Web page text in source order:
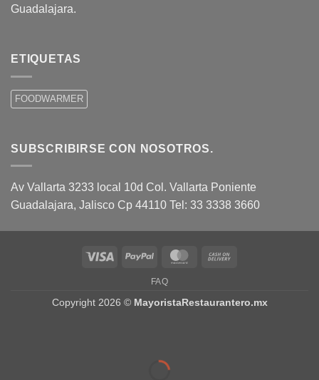
Guadalajara.
ETIQUETAS
FOODWARMER
SUBSCRIBIRSE CON NOSOTROS.
Av Vallarta 3233 local 10d Col. Vallarta Poniente
Guadalajara, Jalisco Cp 44110 Tel: 33 3338 3660
Visa PayPal MasterCard
FAQ
Copyright 2026 © MayoristaRestaurantero.mx